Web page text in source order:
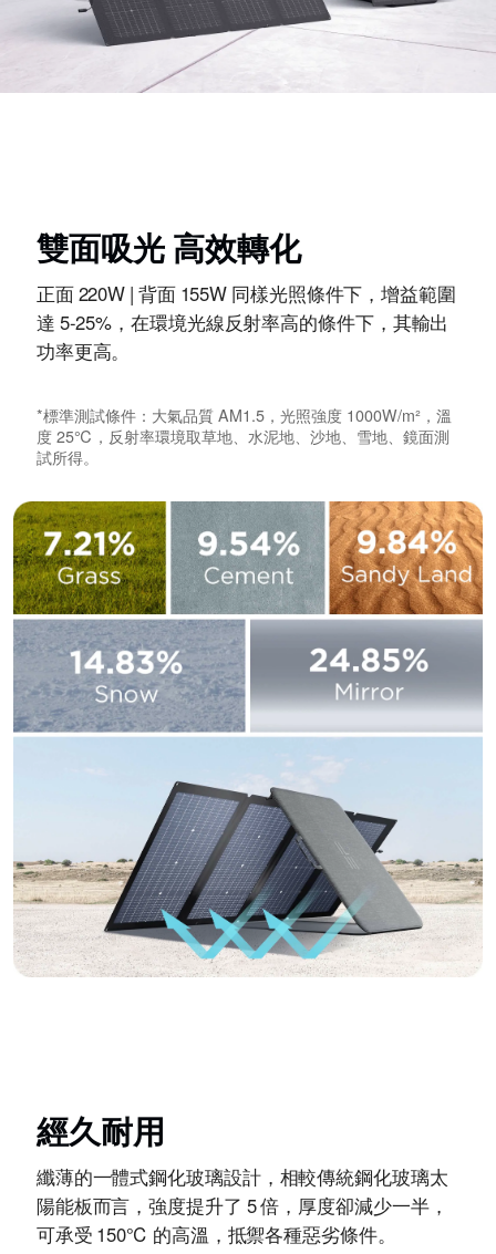
雙面吸光 高效轉化
正面 220W | 背面 155W 同樣光照條件下，增益範圍
達 5-25%，在環境光線反射率高的條件下，其輸出
功率更高。
*標準測試條件：大氣品質 AM1.5，光照強度 1000W/m²，溫
度 25℃，反射率環境取草地、水泥地、沙地、雪地、鏡面測
試所得。
經久耐用
纖薄的一體式鋼化玻璃設計，相較傳統鋼化玻璃太
陽能板而言，強度提升了 5 倍，厚度卻減少一半，
可承受 150℃ 的高溫，抵禦各種惡劣條件。